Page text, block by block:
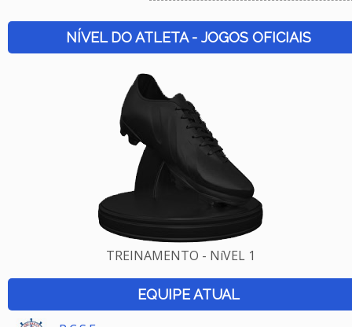
NÍVEL DO ATLETA - JOGOS OFICIAIS
TREINAMENTO - NíVEL 1
EQUIPE ATUAL